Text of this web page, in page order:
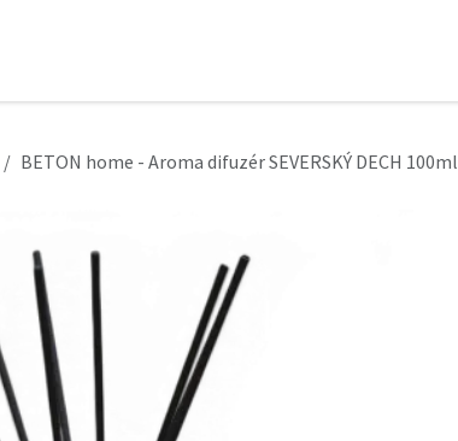
BETON home - Aroma difuzér SEVERSKÝ DECH 100ml